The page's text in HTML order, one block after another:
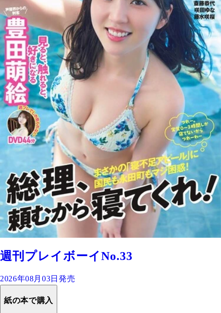
週刊プレイボーイNo.33
2026年08月03日発売
紙の本で購入